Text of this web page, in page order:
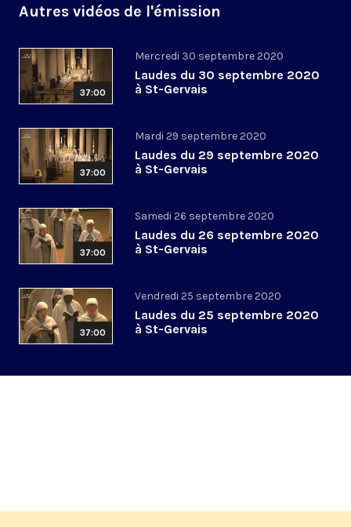
Autres vidéos de l'émission
37:00
Mercredi 30 septembre 2020
Laudes du 30 septembre 2020
à St-Gervais
37:00
Mardi 29 septembre 2020
Laudes du 29 septembre 2020
à St-Gervais
37:00
Samedi 26 septembre 2020
Laudes du 26 septembre 2020
à St-Gervais
37:00
Vendredi 25 septembre 2020
Laudes du 25 septembre 2020
à St-Gervais